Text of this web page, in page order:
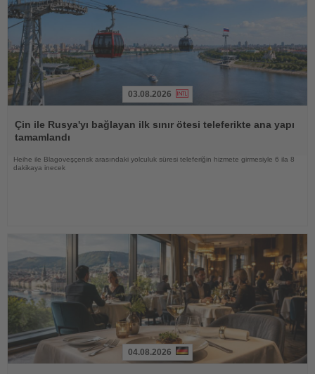
Oku
03.08.2026
Çin ile Rusya'yı bağlayan ilk sınır ötesi teleferikte ana yapı
tamamlandı
Heihe ile Blagoveşçensk arasındaki yolculuk süresi teleferiğin hizmete girmesiyle 6 ila 8
dakikaya inecek
04.08.2026